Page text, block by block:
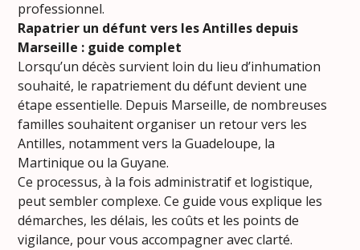
professionnel.
Rapatrier un défunt vers les Antilles depuis
Marseille : guide complet
Lorsqu’un décès survient loin du lieu d’inhumation
souhaité, le rapatriement du défunt devient une
étape essentielle. Depuis Marseille, de nombreuses
familles souhaitent organiser un retour vers les
Antilles, notamment vers la Guadeloupe, la
Martinique ou la Guyane.
Ce processus, à la fois administratif et logistique,
peut sembler complexe. Ce guide vous explique les
démarches, les délais, les coûts et les points de
vigilance, pour vous accompagner avec clarté.